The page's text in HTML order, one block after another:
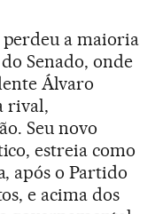
a maioria
Senado, onde
Álvaro
rival,
Seu novo
estreia como
após o Partido
e acima dos